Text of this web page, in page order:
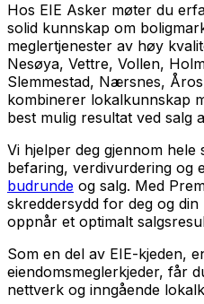
Hos EIE Asker møter du
solid kunnskap om
meglertjenester av høy
Nesøya, Vettre, Vollen,
Slemmestad, Nærsnes,
kombinerer lokalkunnskap
best mulig resultat ved salg
Vi hjelper deg gjennom hele
befaring, verdivurdering og
budrunde og salg. Med
skreddersydd for deg og
oppnår et optimalt
Som en del av EIE-kjeden,
eiendomsmeglerkjeder, får
nettverk og inngående